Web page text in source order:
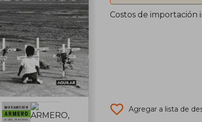
Costos de importación
Agregar a lista de